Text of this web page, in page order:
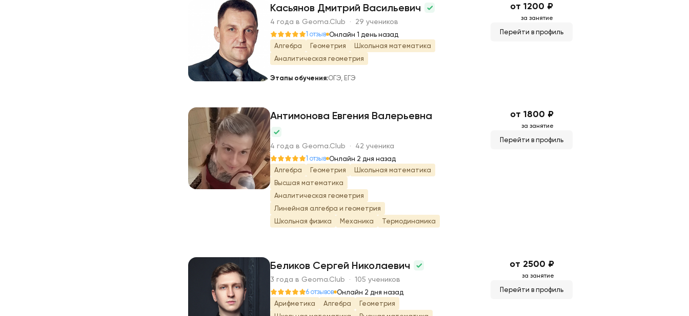
К
Касьянов Дмитрий Васильевич
4 года в Geoma.Club · 29 учеников
1 отзыв Онлайн 1 день назад
Алгебра
Геометрия
Школьная математика
Аналитическая геометрия
Этапы обучения:ОГЭ, ЕГЭ
от 1200 ₽
за занятие
Перейти в профиль
А
Антимонова Евгения Валерьевна
4 года в Geoma.Club · 42 ученика
1 отзыв Онлайн 2 дня назад
Алгебра
Геометрия
Школьная математика
Высшая математика
Аналитическая геометрия
Линейная алгебра и геометрия
Школьная физика
Механика Термодинамика
от 1800 ₽
за занятие
Перейти в профиль
Б
Беликов Сергей Николаевич
3 года в Geoma.Club · 105 учеников
6 отзывов Онлайн 2 дня назад
Арифметика
Алгебра
Геометрия
от 2500 ₽
за занятие
Перейти в профиль